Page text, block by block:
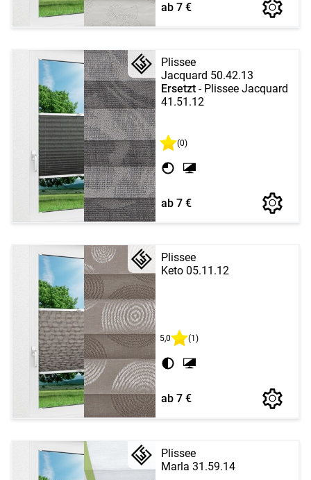
ab 7 €
Plissee
Jacquard 50.42.13
Ersetzt - Plissee Jacquard
41.51.12
(0)
ab 7 €
Plissee
Keto 05.11.12
5,0 (1)
ab 7 €
Plissee
Marla 31.59.14